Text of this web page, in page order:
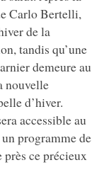
Carlo Bertelli,
de la
tandis qu’une
demeure au
nouvelle
d’hiver.
accessible au
programme de
ce précieux